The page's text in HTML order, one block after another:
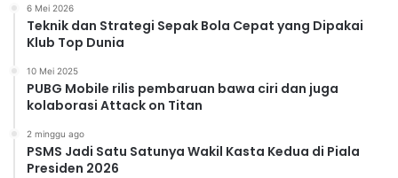
6 Mei 2026
Teknik dan Strategi Sepak Bola Cepat yang Dipakai
Klub Top Dunia
10 Mei 2025
PUBG Mobile rilis pembaruan bawa ciri dan juga
kolaborasi Attack on Titan
2 minggu ago
PSMS Jadi Satu Satunya Wakil Kasta Kedua di Piala
Presiden 2026